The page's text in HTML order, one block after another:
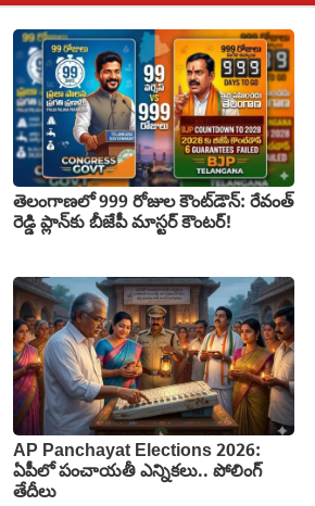
తెలంగాణలో 999 రోజుల కౌంట్‌డౌన్: రేవంత్
రెడ్డి ప్లాన్‌కు బీజేపీ మాస్టర్ కౌంటర్!
AP Panchayat Elections 2026:
ఏపీలో పంచాయతీ ఎన్నికలు.. పోలింగ్
తేదీలు